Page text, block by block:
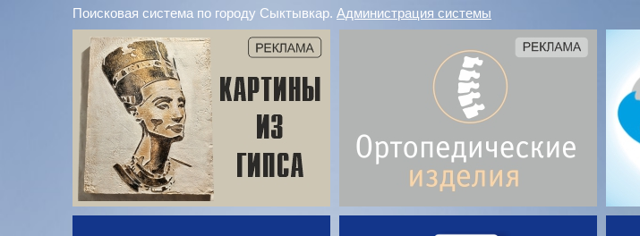
Поисковая система по городу Сыктывкар. Администрация системы